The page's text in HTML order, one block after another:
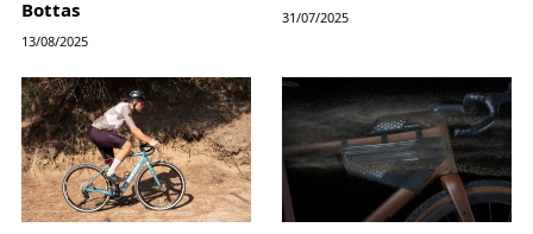
Bottas
13/08/2025
31/07/2025